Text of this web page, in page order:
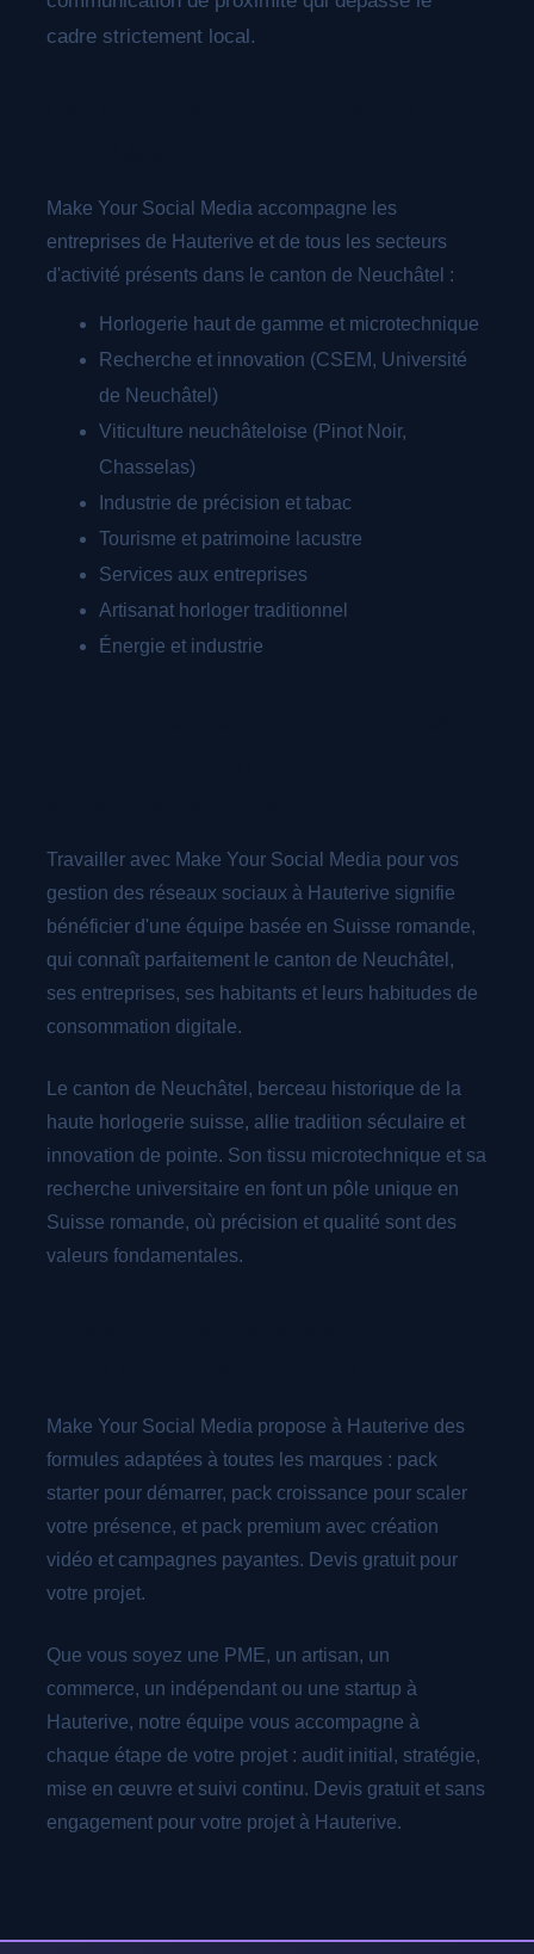
cadre strictement local.
Make Your Social Media accompagne les
entreprises de Hauterive et de tous les secteurs
d'activité présents dans le canton de Neuchâtel :
Horlogerie haut de gamme et microtechnique
Recherche et innovation (CSEM, Université
de Neuchâtel)
Viticulture neuchâteloise (Pinot Noir,
Chasselas)
Industrie de précision et tabac
Tourisme et patrimoine lacustre
Services aux entreprises
Artisanat horloger traditionnel
Énergie et industrie
Travailler avec Make Your Social Media pour vos
gestion des réseaux sociaux à Hauterive signifie
bénéficier d'une équipe basée en Suisse romande,
qui connaît parfaitement le canton de Neuchâtel,
ses entreprises, ses habitants et leurs habitudes de
consommation digitale.
Le canton de Neuchâtel, berceau historique de la
haute horlogerie suisse, allie tradition séculaire et
innovation de pointe. Son tissu microtechnique et sa
recherche universitaire en font un pôle unique en
Suisse romande, où précision et qualité sont des
valeurs fondamentales.
Make Your Social Media propose à Hauterive des
formules adaptées à toutes les marques : pack
starter pour démarrer, pack croissance pour scaler
votre présence, et pack premium avec création
vidéo et campagnes payantes. Devis gratuit pour
votre projet.
Que vous soyez une PME, un artisan, un
commerce, un indépendant ou une startup à
Hauterive, notre équipe vous accompagne à
chaque étape de votre projet : audit initial, stratégie,
mise en œuvre et suivi continu. Devis gratuit et sans
engagement pour votre projet à Hauterive.